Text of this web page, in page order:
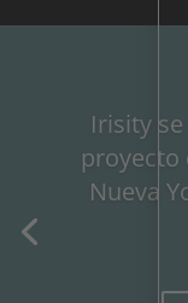
Irisity
proyecto
Nueva